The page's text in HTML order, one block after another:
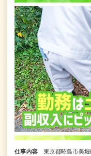
仕事内容
東京都昭島市美